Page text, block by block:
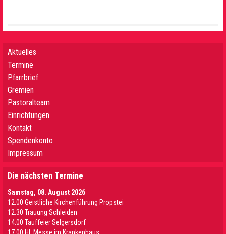
Aktuelles
Termine
Pfarrbrief
Gremien
Pastoralteam
Einrichtungen
Kontakt
Spendenkonto
Impressum
Die nächsten Termine
Samstag, 08. August 2026
12.00 Geistliche Kirchenführung Propstei
12.30 Trauung Schleiden
14.00 Tauffeier Selgersdorf